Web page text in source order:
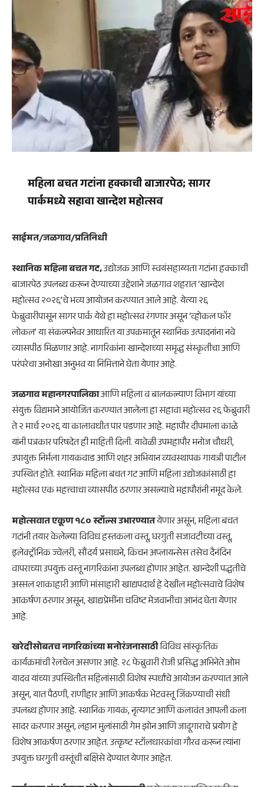
महिला बचत गटांना हक्काची बाजारपेठ; सागर
पार्कमध्ये सहावा खान्देश महोत्सव
साईमत/जळगाव/प्रतिनिधी
स्थानिक महिला बचत गट,उद्योजक आणि स्वयंसहाय्यता गटांना हक्काची
बाजारपेठ उपलब्ध करून देण्याच्या उद्देशाने जळगाव शहरात ‘खान्देश
महोत्सव २०२६’चे भव्य आयोजन करण्यात आले आहे. येत्या २६
फेब्रुवारीपासून सागर पार्क येथे हा महोत्सव रंगणार असून ‘व्होकल फॉर
लोकल’ या संकल्पनेवर आधारित या उपक्रमातून स्थानिक उत्पादनांना नवे
व्यासपीठ मिळणार आहे. नागरिकांना खान्देशच्या समृद्ध संस्कृतीचा आणि
परंपरेचा अनोखा अनुभव या निमित्ताने घेता येणार आहे.
जळगाव महानगरपालिकाआणि महिला व बालकल्याण विभाग यांच्या
संयुक्त विद्यमाने आयोजित करण्यात आलेला हा सहावा महोत्सव २६ फेब्रुवारी
ते २ मार्च २०२६ या कालावधीत पार पडणार आहे. महापौर दीपमाला काळे
यांनी पत्रकार परिषदेत ही माहिती दिली. यावेळी उपमहापौर मनोज चौधरी,
उपायुक्त निर्मला गायकवाड आणि शहर अभियान व्यवस्थापक गायत्री पाटील
उपस्थित होते. स्थानिक महिला बचत गट आणि महिला उद्योजकांसाठी हा
महोत्सव एक महत्त्वाचा व्यासपीठ ठरणार असल्याचे महापौरांनी नमूद केले.
महोत्सवात एकूण १८० स्टॉल्स उभारण्यातयेणार असून, महिला बचत
गटांनी तयार केलेल्या विविध हस्तकला वस्तू, घरगुती सजावटीच्या वस्तू,
इलेक्ट्रॉनिक ज्वेलरी, सौंदर्य प्रसाधने, किचन अप्लायन्सेस तसेच दैनंदिन
वापराच्या उपयुक्त वस्तू नागरिकांना उपलब्ध होणार आहेत. खान्देशी पद्धतीचे
अस्सल शाकाहारी आणि मांसाहारी खाद्यपदार्थ हे देखील महोत्सवाचे विशेष
आकर्षण ठरणार असून, खाद्यप्रेमींना चविष्ट मेजवानीचा आनंद घेता येणार
आहे.
खरेदीसोबतच नागरिकांच्या मनोरंजनासाठीविविध सांस्कृतिक
कार्यक्रमांची रेलचेल असणार आहे. २८ फेब्रुवारी रोजी प्रसिद्ध अभिनेते ओम
यादव यांच्या उपस्थितीत महिलांसाठी विशेष स्पर्धांचे आयोजन करण्यात आले
असून, यात पैठणी, राणीहार आणि आकर्षक भेटवस्तू जिंकण्याची संधी
उपलब्ध होणार आहे. स्थानिक गायक, नृत्यगट आणि कलावंत आपली कला
सादर करणार असून, लहान मुलांसाठी गेम झोन आणि जादूगाराचे प्रयोग हे
विशेष आकर्षण ठरणार आहेत. उत्कृष्ट स्टॉलधारकांचा गौरव करून त्यांना
उपयुक्त घरगुती वस्तूंची बक्षिसे देण्यात येणार आहेत.